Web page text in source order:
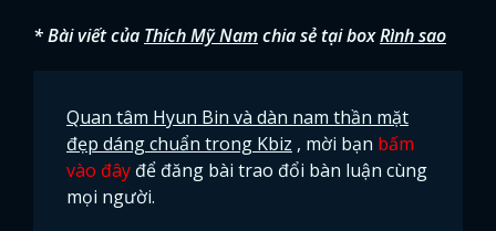
* Bài viết của Thích Mỹ Namchia sẻ tại boxRình sao
Quan tâm Hyun Bin và dàn nam thần mặt
đẹp dáng chuẩn trong Kbiz , mời bạn bấm
vào đây để đăng bài trao đổi bàn luận cùng
mọi người.